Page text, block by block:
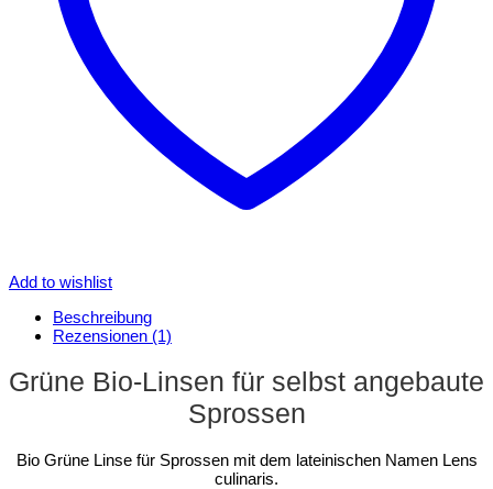
Add to wishlist
Beschreibung
Rezensionen (1)
Grüne Bio-Linsen für selbst angebaute
Sprossen
Bio Grüne Linse für Sprossen mit dem lateinischen Namen Lens
culinaris.